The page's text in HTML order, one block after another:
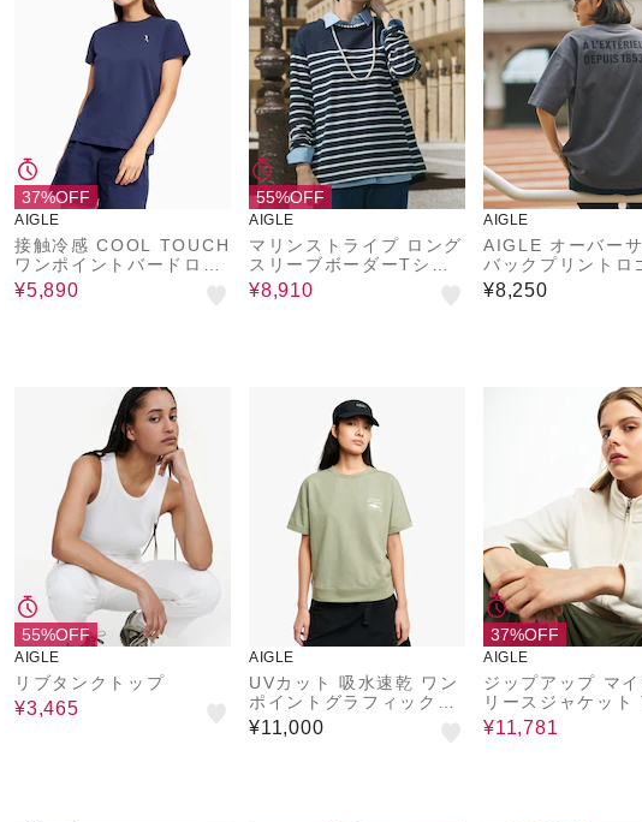
37%OFF
AIGLE
接触冷感 COOL TOUCH
ワンポイントバードロゴ
半袖Tシャツ
¥5,890
55%OFF
AIGLE
マリンストライプ ロング
スリーブボーダーTシャ
ツ RP 長袖Tシャツ
¥8,910
AIGLE
AIGLE オーバー
バックプリントロ
Tシャツ
¥8,250
55%OFF
AIGLE
リブタンクトップ
¥3,465
AIGLE
UVカット 吸水速乾 ワン
ポイントグラフィック半
袖Tシャツ
¥11,000
37%OFF
AIGLE
ジップアップ マイ
リースジャケッ
¥11,781